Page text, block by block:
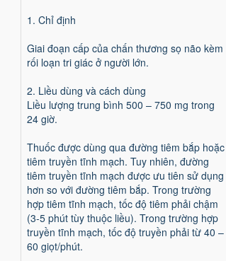
1. Chỉ định
Giai đoạn cấp của chấn thương sọ não kèm
rối loạn tri giác ở người lớn.
2. Liều dùng và cách dùng
Liều lượng trung bình 500 – 750 mg trong
24 giờ.
Thuốc được dùng qua đường tiêm bắp hoặc
tiêm truyền tĩnh mạch. Tuy nhiên, đường
tiêm truyền tĩnh mạch được ưu tiên sử dụng
hơn so với đường tiêm bắp. Trong trường
hợp tiêm tĩnh mạch, tốc độ tiêm phải chậm
(3-5 phút tùy thuộc liều). Trong trường hợp
truyền tĩnh mạch, tốc độ truyền phải từ 40 –
60 giọt/phút.